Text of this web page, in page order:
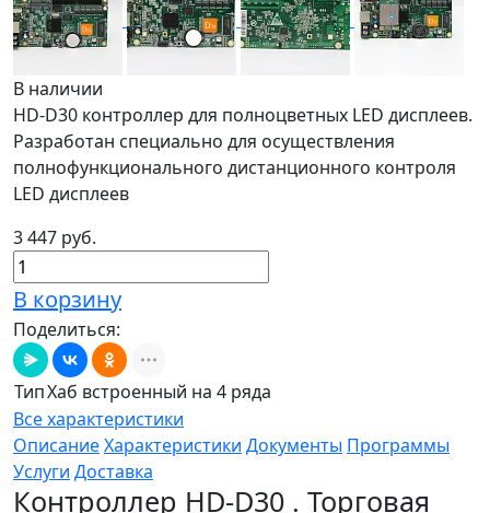
В наличии
HD-D30 контроллер для полноцветных LED дисплеев.
Разработан специально для осуществления
полнофункционального дистанционного контроля
LED дисплеев
3 447 руб.
В корзину
Поделиться:
ТипХаб встроенный на 4 ряда
Все характеристики
ОписаниеХарактеристики Документы Программы
Услуги Доставка
Контроллер HD-D30 . Торговая